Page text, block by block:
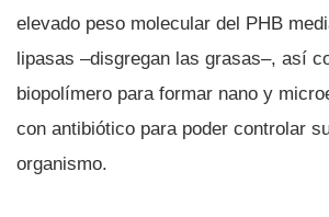
elevado peso molecular del PHB
lipasas –disgregan las grasas–, así­
biopolí­mero para formar nano y
con antibiótico para poder controlar
organismo.